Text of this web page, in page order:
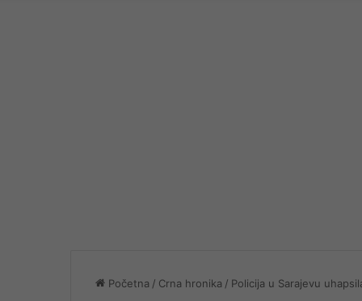
Početna / Crna hronika / Policija u Sarajevu